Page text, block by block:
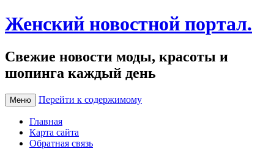
Женский новостной портал.
Свежие новости моды, красоты и
шопинга каждый день
Меню Перейти к содержимому
Главная
Карта сайта
Обратная связь